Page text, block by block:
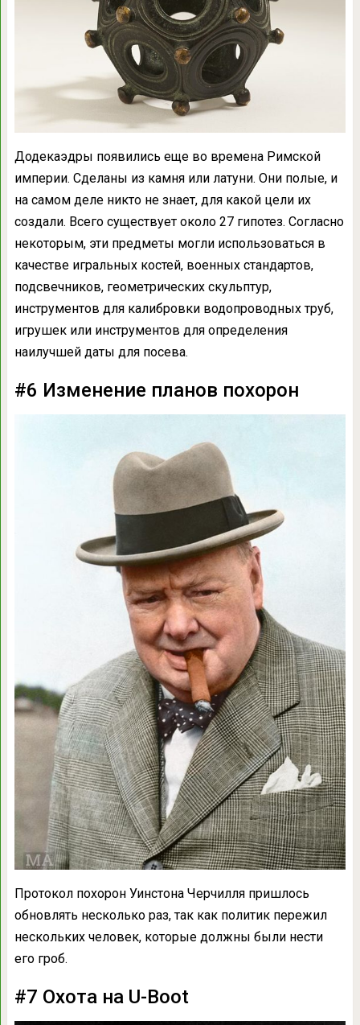
Додекаэдры появились еще во времена Римской
империи. Сделаны из камня или латуни. Они полые, и
на самом деле никто не знает, для какой цели их
создали. Всего существует около 27 гипотез. Согласно
некоторым, эти предметы могли использоваться в
качестве игральных костей, военных стандартов,
подсвечников, геометрических скульптур,
инструментов для калибровки водопроводных труб,
игрушек или инструментов для определения
наилучшей даты для посева.
#6 Изменение планов похорон
Протокол похорон Уинстона Черчилля пришлось
обновлять несколько раз, так как политик пережил
нескольких человек, которые должны были нести
его гроб.
#7 Охота на U-Boot